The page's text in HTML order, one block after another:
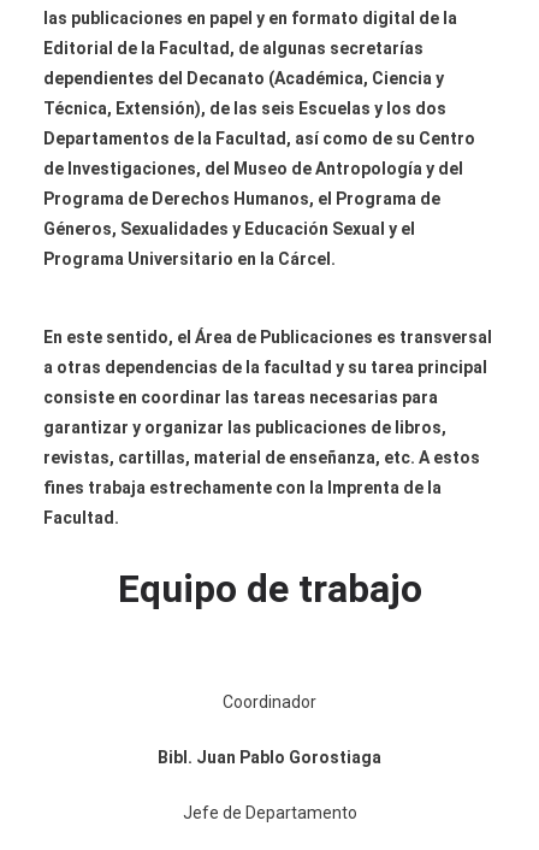
las publicaciones en papel y en formato digital de la
Editorial de la Facultad, de algunas secretarías
dependientes del Decanato (Académica, Ciencia y
Técnica, Extensión), de las seis Escuelas y los dos
Departamentos de la Facultad, así como de su Centro
de Investigaciones, del Museo de Antropología y del
Programa de Derechos Humanos, el Programa de
Géneros, Sexualidades y Educación Sexual y el
Programa Universitario en la Cárcel.
En este sentido, el Área de Publicaciones es transversal
a otras dependencias de la facultad y su tarea principal
consiste en coordinar las tareas necesarias para
garantizar y organizar las publicaciones de libros,
revistas, cartillas, material de enseñanza, etc. A estos
fines trabaja estrechamente con la Imprenta de la
Facultad.
Equipo de trabajo
Coordinador
Bibl. Juan Pablo Gorostiaga
Jefe de Departamento